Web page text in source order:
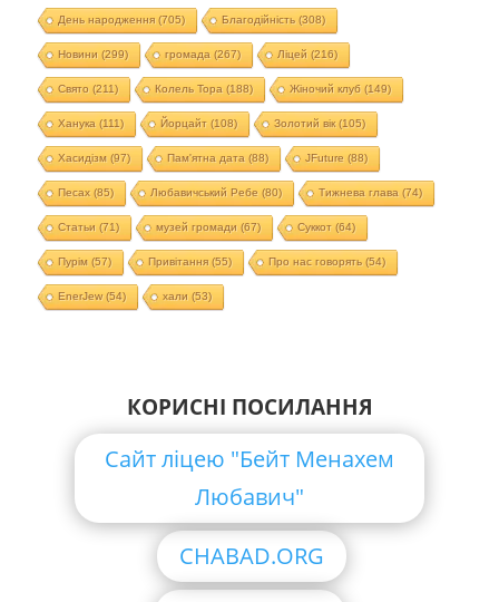
День народження(705) Благодійність(308)
Новини (299) громада (267) Ліцей (216)
Свято (211) Колель Тора (188) Жіночий клуб (149)
Ханука (111) Йорцайт (108) Золотий вік(105)
Хасидізм (97) Пам'ятна дата (88) JFuture (88)
Песах(85) Любавичський Ребе (80) Тижнева глава (74)
Статьи (71) музей громади (67) Суккот (64)
Пурім (57) Привітання(55) Про нас говорять(54)
EnerJew(54) хали (53)
КОРИСНІ ПОСИЛАННЯ
Сайт ліцею "Бейт Менахем
Любавич"
CHABAD.ORG